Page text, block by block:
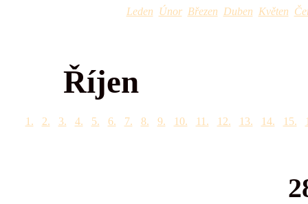
Leden Únor Březen Duben Květen
Říjen
1. 2. 3. 4. 5. 6. 7. 8. 9. 10. 11. 12. 13. 14. 15.